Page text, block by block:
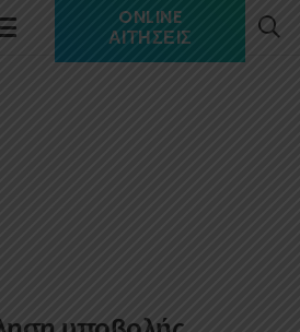
ONLINE
ΑΙΤΉΣΕΙΣ